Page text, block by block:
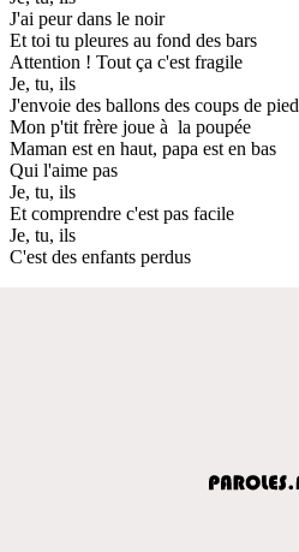
J'ai peur dans le noir
Et toi tu pleures au fond des bars
Attention ! Tout ça c'est fragile
Je, tu, ils
J'envoie des ballons des coups de pied
Mon p'tit frère joue à la poupée
Maman est en haut, papa est en bas
Qui l'aime pas
Je, tu, ils
Et comprendre c'est pas facile
Je, tu, ils
C'est des enfants perdus